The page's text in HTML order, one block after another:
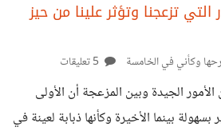
وقتها في انفعالي لكنه وبخني وخاصمني
رباني عليه لكن فهم دوافعي، عمي هذا لا
يكلمني وأنا كذلك وبيننا ما بين أشد المتخاصمين. عندما كنت في
علمت أنه كان يأتي كل يوم
تزعجنا وتؤثر علينا من حيز
وكأني في الخامسة
الأمور الجيدة وبين المزعجة أن الأولى
بينما الأخيرة وكأنها ذبابة لعينة في